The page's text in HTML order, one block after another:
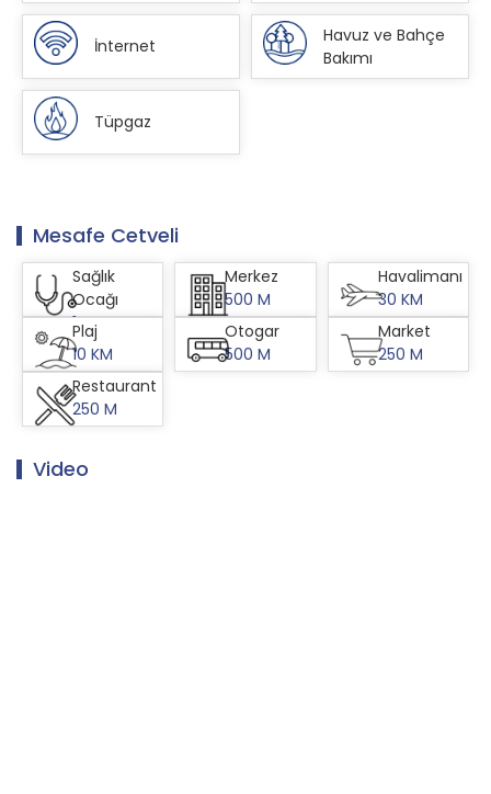
İnternet
Havuz ve Bahçe
Bakımı
Tüpgaz
Mesafe Cetveli
Sağlık
Ocağı
1 KM
Merkez
500 M
Havalimanı
30 KM
Plaj
10 KM
Otogar
500 M
Market
250 M
Restaurant
250 M
Video